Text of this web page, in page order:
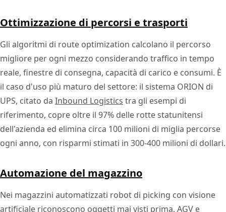
Ottimizzazione di percorsi e trasporti
Gli algoritmi di route optimization calcolano il percorso
migliore per ogni mezzo considerando traffico in tempo
reale, finestre di consegna, capacità di carico e consumi. È
il caso d'uso più maturo del settore: il sistema ORION di
UPS, citato da Inbound Logistics tra gli esempi di
riferimento, copre oltre il 97% delle rotte statunitensi
dell'azienda ed elimina circa 100 milioni di miglia percorse
ogni anno, con risparmi stimati in 300-400 milioni di dollari.
Automazione del magazzino
Nei magazzini automatizzati robot di picking con visione
artificiale riconoscono oggetti mai visti prima, AGV e